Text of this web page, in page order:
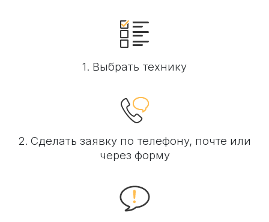
1. Выбрать технику
2. Сделать заявку по телефону, почте или
через форму